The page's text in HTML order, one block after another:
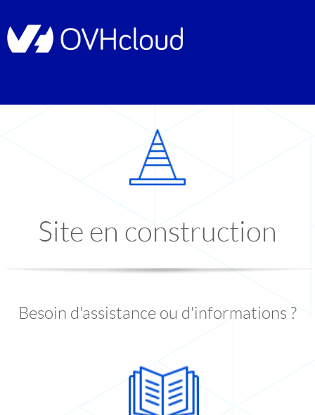
Site en construction
Besoin d'assistance ou d'informations ?